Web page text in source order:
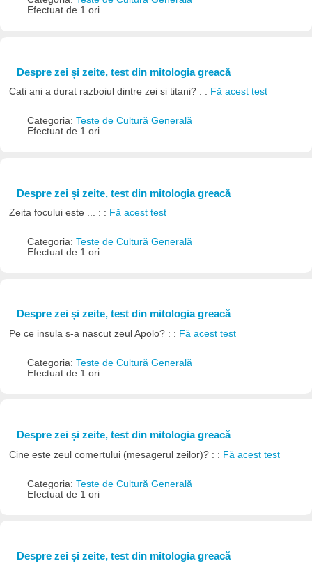
Efectuat de 1 ori
Despre zei și zeite, test din mitologia greacă
Cati ani a durat razboiul dintre zei si titani? : : Fă acest test
Categoria: Teste de Cultură Generală
Efectuat de 1 ori
Despre zei și zeite, test din mitologia greacă
Zeita focului este ... : : Fă acest test
Categoria: Teste de Cultură Generală
Efectuat de 1 ori
Despre zei și zeite, test din mitologia greacă
Pe ce insula s-a nascut zeul Apolo? : : Fă acest test
Categoria: Teste de Cultură Generală
Efectuat de 1 ori
Despre zei și zeite, test din mitologia greacă
Cine este zeul comertului (mesagerul zeilor)? : : Fă acest test
Categoria: Teste de Cultură Generală
Efectuat de 1 ori
Despre zei și zeite, test din mitologia greacă